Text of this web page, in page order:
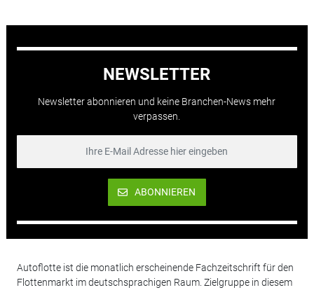
NEWSLETTER
Newsletter abonnieren und keine Branchen-News mehr
verpassen.
ABONNIEREN
Autoflotte ist die monatlich erscheinende Fachzeitschrift für den
Flottenmarkt im deutschsprachigen Raum. Zielgruppe in diesem